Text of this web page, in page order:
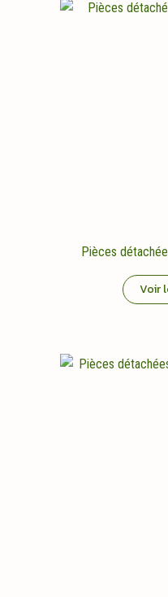
Pièces
Voir